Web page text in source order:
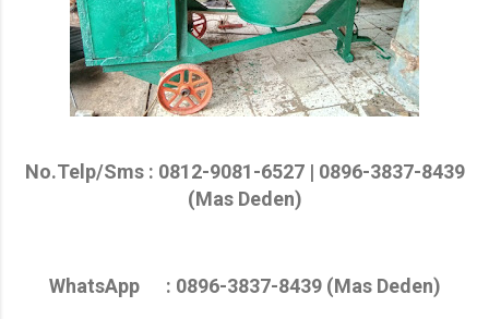
No.Telp/Sms : 0812-9081-6527 | 0896-3837-8439
(Mas Deden)
WhatsApp : 0896-3837-8439 (Mas Deden)